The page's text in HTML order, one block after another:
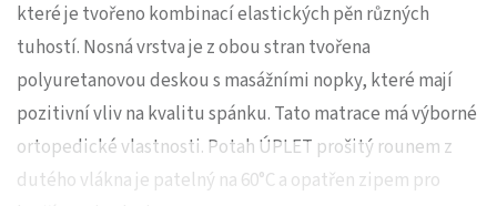
které je tvořeno kombinací elastických pěn různých
tuhostí. Nosná vrstva je z obou stran tvořena
polyuretanovou deskou s masážními nopky, které mají
pozitivní vliv na kvalitu spánku. Tato matrace má výborné
ortopedické vlastnosti. Potah ÚPLET prošitý rounem z
dutého vlákna je patelný na 60°C a opatřen zipem pro